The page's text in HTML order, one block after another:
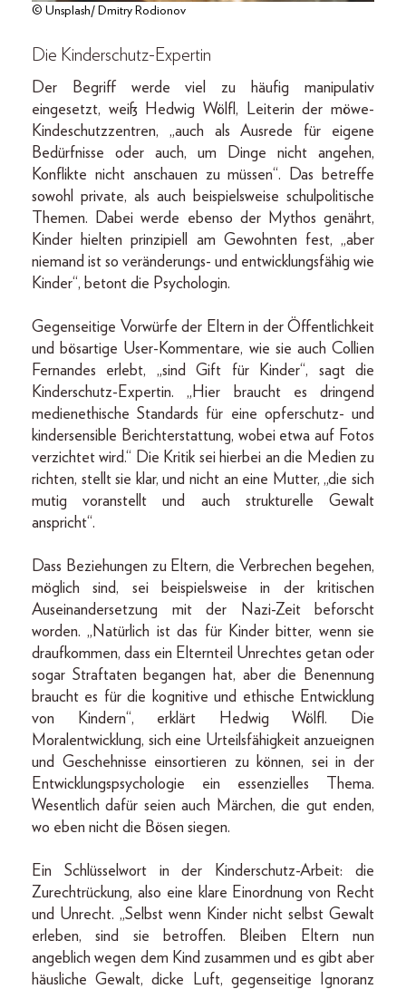
© Unsplash/ Dmitry Rodionov
Die Kinderschutz-Expertin
Der Begriff werde viel zu häufig manipulativ
eingesetzt, weiß Hedwig Wölfl, Leiterin der möwe-
Kindeschutzzentren, „auch als Ausrede für eigene
Bedürfnisse oder auch, um Dinge nicht angehen,
Konflikte nicht anschauen zu müssen“. Das betreffe
sowohl private, als auch beispielsweise schulpolitische
Themen. Dabei werde ebenso der Mythos genährt,
Kinder hielten prinzipiell am Gewohnten fest, „aber
niemand ist so veränderungs- und entwicklungsfähig wie
Kinder“, betont die Psychologin.
Gegenseitige Vorwürfe der Eltern in der Öffentlichkeit
und bösartige User-Kommentare, wie sie auch Collien
Fernandes erlebt, „sind Gift für Kinder“, sagt die
Kinderschutz-Expertin. „Hier braucht es dringend
medienethische Standards für eine opferschutz- und
kindersensible Berichterstattung, wobei etwa auf Fotos
verzichtet wird.“ Die Kritik sei hierbei an die Medien zu
richten, stellt sie klar, und nicht an eine Mutter, „die sich
mutig voranstellt und auch strukturelle Gewalt
anspricht“.
Dass Beziehungen zu Eltern, die Verbrechen begehen,
möglich sind, sei beispielsweise in der kritischen
Auseinandersetzung mit der Nazi-Zeit beforscht
worden. „Natürlich ist das für Kinder bitter, wenn sie
draufkommen, dass ein Elternteil Unrechtes getan oder
sogar Straftaten begangen hat, aber die Benennung
braucht es für die kognitive und ethische Entwicklung
von Kindern“, erklärt Hedwig Wölfl. Die
Moralentwicklung, sich eine Urteilsfähigkeit anzueignen
und Geschehnisse einsortieren zu können, sei in der
Entwicklungspsychologie ein essenzielles Thema.
Wesentlich dafür seien auch Märchen, die gut enden,
wo eben nicht die Bösen siegen.
Ein Schlüsselwort in der Kinderschutz-Arbeit: die
Zurechtrückung, also eine klare Einordnung von Recht
und Unrecht. „Selbst wenn Kinder nicht selbst Gewalt
erleben, sind sie betroffen. Bleiben Eltern nun
angeblich wegen dem Kind zusammen und es gibt aber
häusliche Gewalt, dicke Luft, gegenseitige Ignoranz